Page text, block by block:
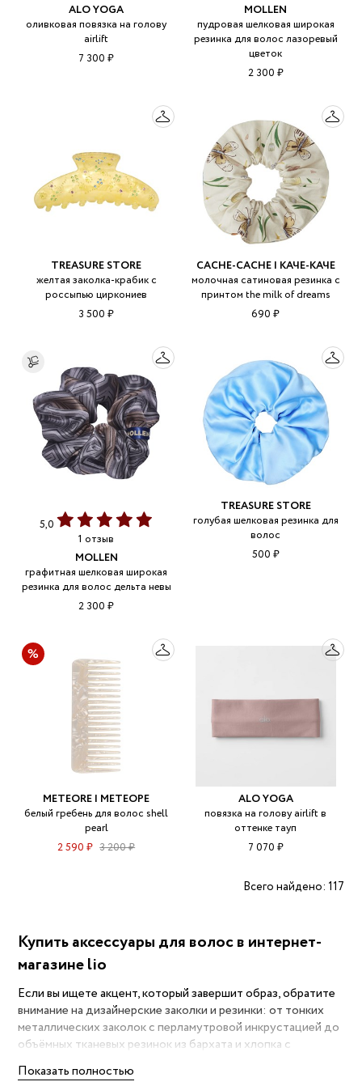
ALO YOGA
оливковая повязка на голову
airlift
7 300 ₽
MOLLEN
пудровая шелковая широкая
резинка для волос лазоревый
цветок
2 300 ₽
TREASURE STORE
желтая заколка-крабик с
россыпью циркониев
3 500 ₽
CACHE-CACHE | КАЧЕ-КАЧЕ
молочная сатиновая резинка с
принтом the milk of dreams
690 ₽
5,0
1 отзыв
MOLLEN
графитная шелковая широкая
резинка для волос дельта невы
2 300 ₽
TREASURE STORE
голубая шелковая резинка для
волос
500 ₽
METEORE | МЕТЕОРЕ
белый гребень для волос shell
pearl
2 590 ₽ 3 200 ₽
ALO YOGA
повязка на голову airlift в
оттенке тауп
7 070 ₽
Всего найдено: 117
Купить аксессуары для волос в интернет-
магазине lio
Если вы ищете акцент, который завершит образ, обратите
внимание на дизайнерские заколки и резинки: от тонких
металлических заколок с перламутровой инкрустацией до
объёмных тканевых резинок из бархата и хлопка с
прочными, гипоаллергенными застёжками. Такие детали
легко подстраиваются под стиль — сдержанный офисный
Показать полностью